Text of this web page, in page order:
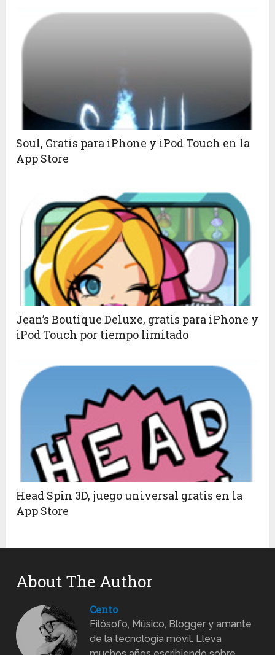
Soul, Gratis para iPhone y iPod Touch en la
App Store
Jean’s Boutique Deluxe, gratis para iPhone y
iPod Touch por tiempo limitado
Head Spin 3D, juego universal gratis en la
App Store
About The Author
Cento
Filósofo, Músico, Blogger y amante
de la tecnología móvil. Lleva